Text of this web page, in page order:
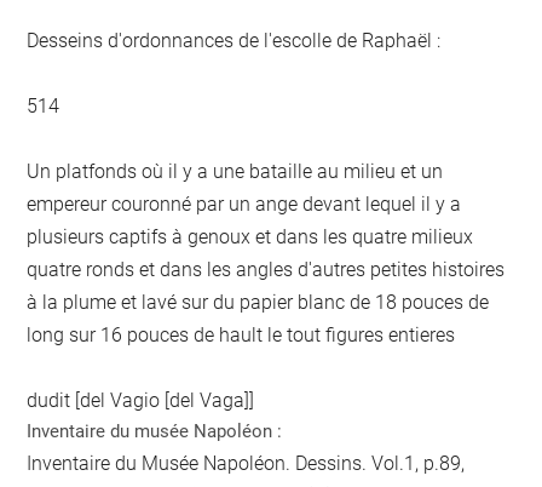
Desseins d'ordonnances de l'escolle de Raphaël :
514
Un platfonds où il y a une bataille au milieu et un
empereur couronné par un ange devant lequel il y a
plusieurs captifs à genoux et dans les quatre milieux
quatre ronds et dans les angles d'autres petites histoires
à la plume et lavé sur du papier blanc de 18 pouces de
long sur 16 pouces de hault le tout figures entieres
dudit [del Vagio [del Vaga]]
Inventaire du musée Napoléon :
Inventaire du Musée Napoléon. Dessins. Vol.1, p.89,